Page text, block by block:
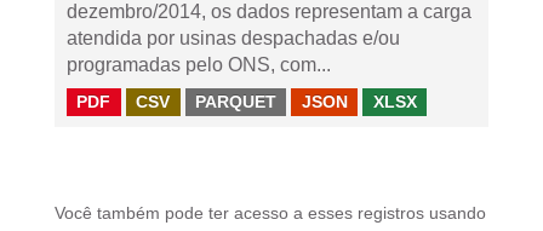
dezembro/2014, os dados representam a carga
atendida por usinas despachadas e/ou
programadas pelo ONS, com...
PDF CSV PARQUET JSON XLSX
Você também pode ter acesso a esses registros usando